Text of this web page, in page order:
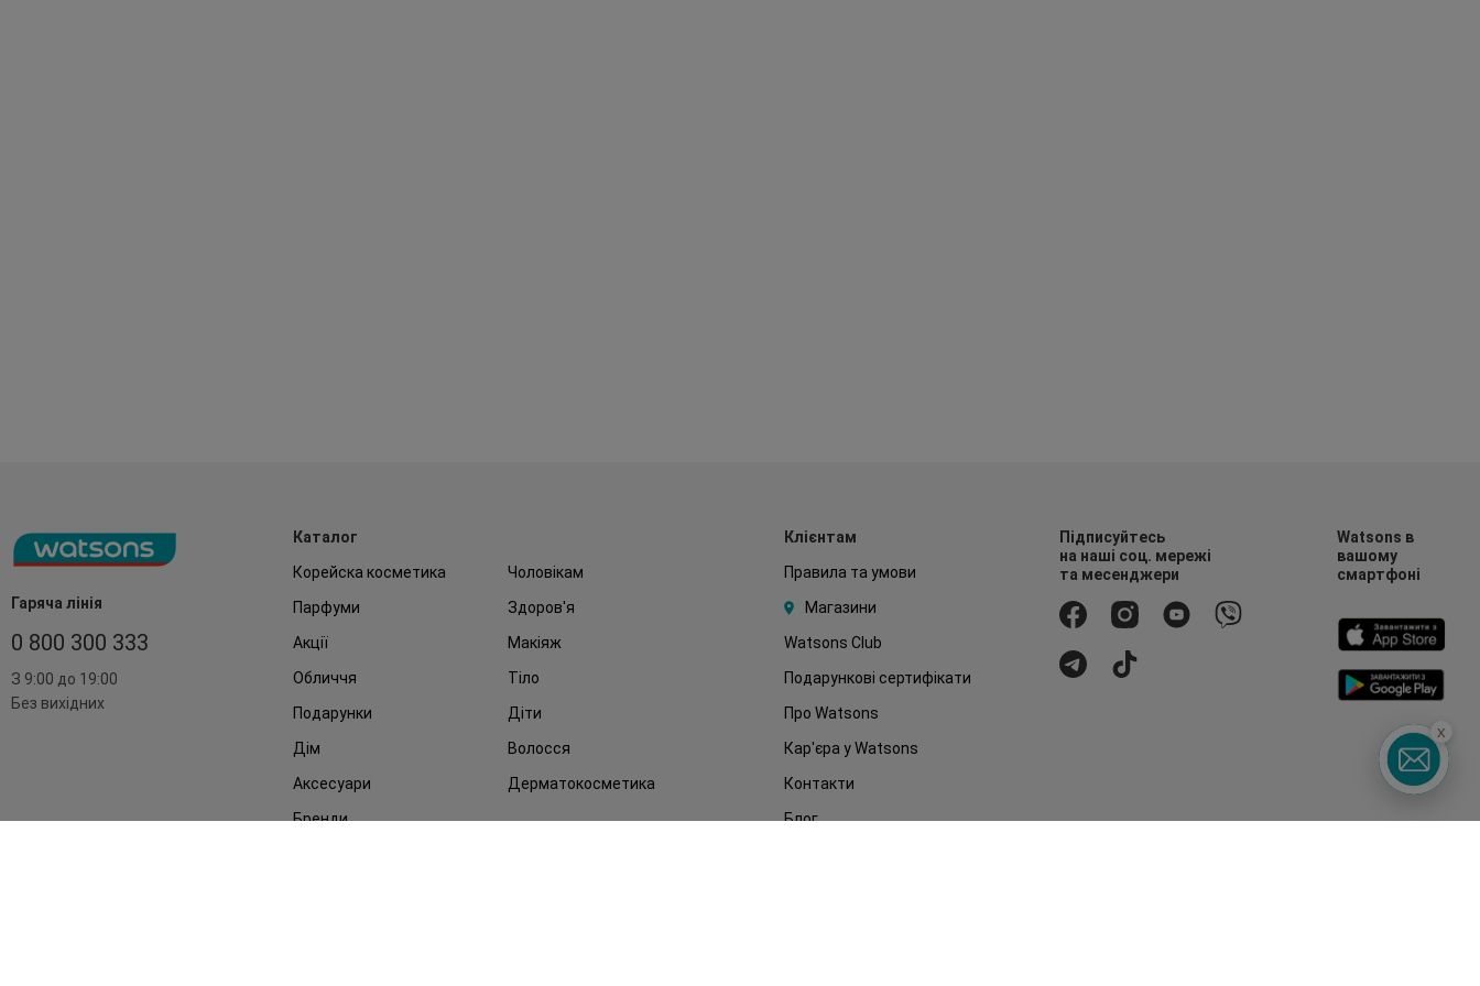
Гаряча лінія
0 800 300 333
З 9:00 до 19:00
Без вихідних
Каталог
Корейска косметика
Чоловікам
Парфуми
Здоров'я
Акції
Макіяж
Обличчя
Тіло
Подарунки
Діти
Дім
Волосся
Аксесуари
Дерматокосметика
Бренди
Клієнтам
Правила та умови
Магазини
Watsons Club
Подарункові сертифікати
Про Watsons
Кар'єра у Watsons
Контакти
Блог
Підписуйтесь
на наші соц. мережі
та месенджери
Watsons в
вашому
смартфоні
x